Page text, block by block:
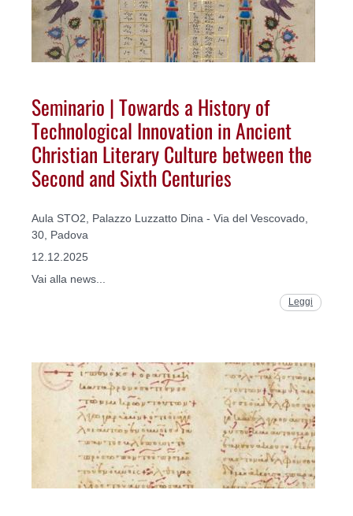
Seminario | Towards a History of
Technological Innovation in Ancient
Christian Literary Culture between the
Second and Sixth Centuries
Aula STO2, Palazzo Luzzatto Dina - Via del Vescovado,
30, Padova
12.12.2025
Vai alla news...
Leggi